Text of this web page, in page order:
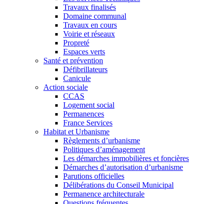
Travaux finalisés
Domaine communal
Travaux en cours
Voirie et réseaux
Propreté
Espaces verts
Santé et prévention
Défibrillateurs
Canicule
Action sociale
CCAS
Logement social
Permanences
France Services
Habitat et Urbanisme
Règlements d’urbanisme
Politiques d’aménagement
Les démarches immobilières et foncières
Démarches d’autorisation d’urbanisme
Parutions officielles
Délibérations du Conseil Municipal
Permanence architecturale